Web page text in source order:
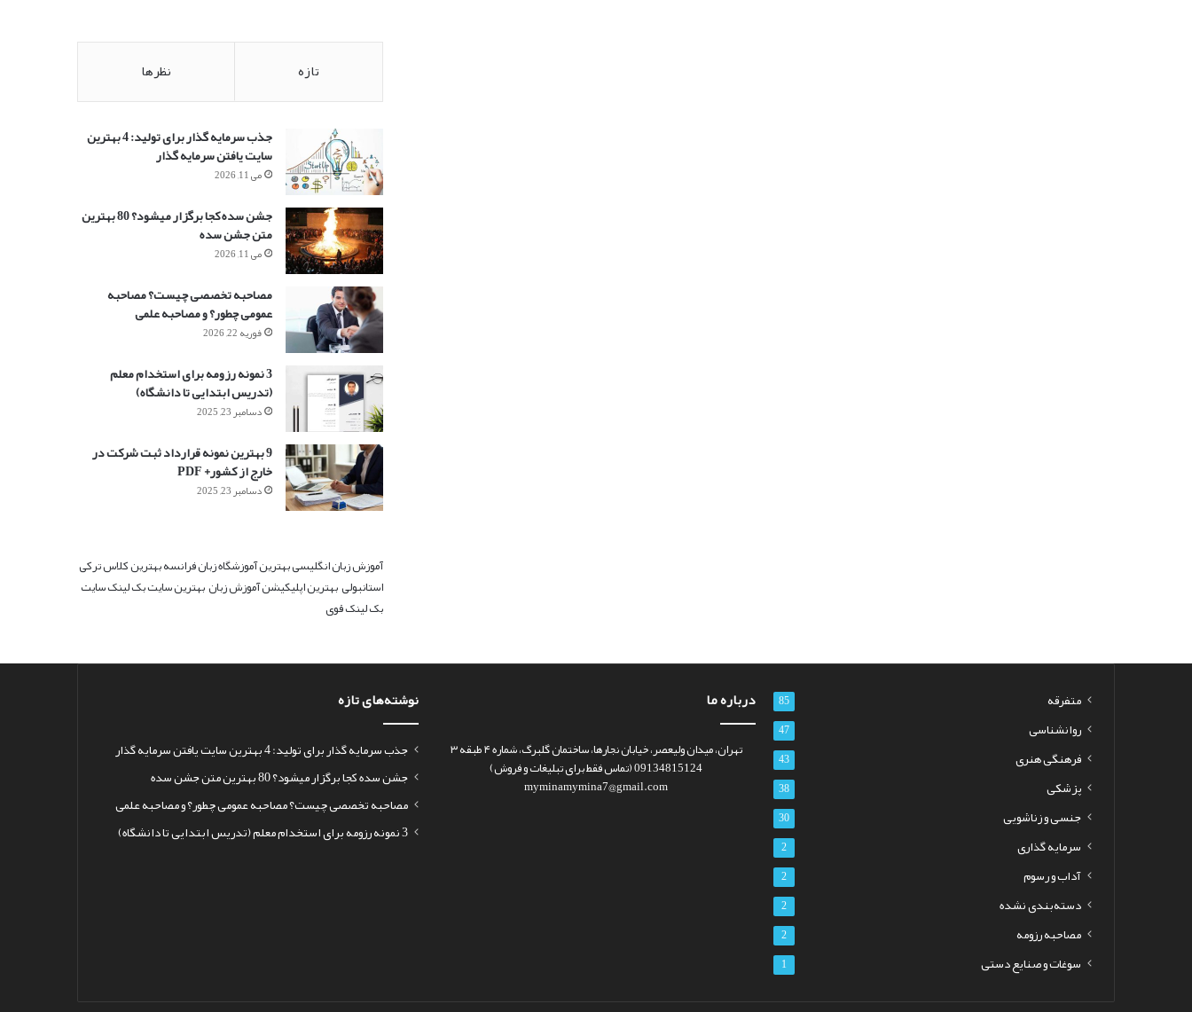
تازه نظرها
جذب سرمایه گذار برای تولید: 4 بهترین
سایت یافتن سرمایه گذار
می 11, 2026
جشن سده کجا برگزار میشود؟ 80 بهترین
متن جشن سده
می 11, 2026
مصاحبه تخصصی چیست؟ مصاحبه
عمومی چطور؟ و مصاحبه علمی
فوریه 22, 2026
3 نمونه رزومه برای استخدام معلم
(تدریس ابتدایی تا دانشگاه)
دسامبر 23, 2025
9 بهترین نمونه قرارداد ثبت شرکت در
خارج از کشور+ PDF
دسامبر 23, 2025
آموزش زبان انگلیسیبهترین آموزشگاه زبان فرانسهبهترین کلاس ترکی
استانبولیبهترین اپلیکیشن آموزش زبانبهترین سایت بک لینکسایت
بک لینک قوی
متفرقه 85
روانشناسی 47
فرهنگی هنری 43
پزشکی 38
جنسی و زناشویی 30
سرمایه گذاری 2
آداب و رسوم 2
دسته‌بندی نشده 2
مصاحبه رزومه 2
سوغات و صنایع دستی 1
درباره ما
تهران، میدان ولیعصر، خیابان نجارها، ساختمان گلبرگ، شماره ۴ طبقه ۳
09134815124 (تماس فقط برای تبلیغات و فروش)
myminamymina7@gmail.com
نوشته‌های تازه
جذب سرمایه گذار برای تولید: 4 بهترین سایت یافتن سرمایه گذار
جشن سده کجا برگزار میشود؟ 80 بهترین متن جشن سده
مصاحبه تخصصی چیست؟ مصاحبه عمومی چطور؟ و مصاحبه علمی
3 نمونه رزومه برای استخدام معلم (تدریس ابتدایی تا دانشگاه)